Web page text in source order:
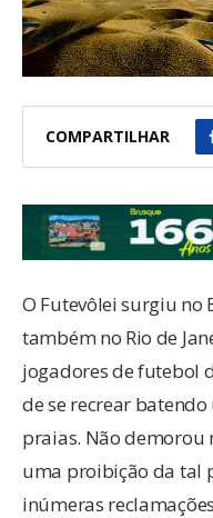
COMPARTILHAR
O Futevôlei surgiu no
também no Rio de
jogadores de futebol
de se recrear
praias. Não demorou
uma proibição da tal
inúmeras